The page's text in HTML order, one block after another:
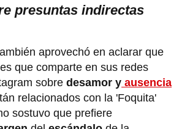
presuntas indirectas
aprovechó en aclarar que
que comparte en sus redes
sobre desamor y ausencia
relacionados con la 'Foquita'
sostuvo que prefiere